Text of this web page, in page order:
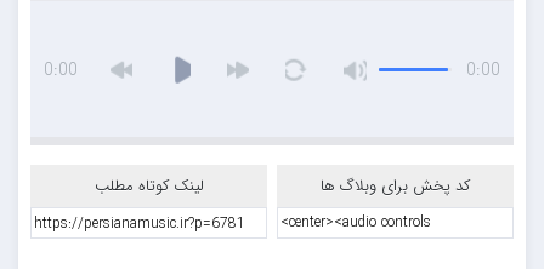
0:00
0:00
کد پخش برای وبلاگ ها لینک کوتاه مطلب